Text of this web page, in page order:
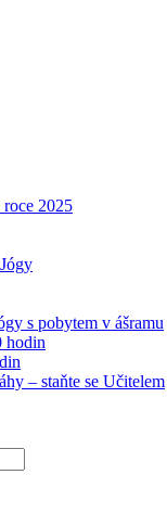
2025
s pobytem v ášramu
hodin
– staňte se Učitelem